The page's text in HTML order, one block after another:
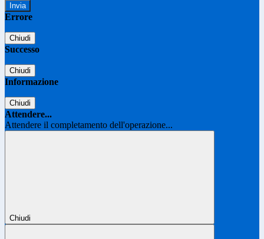
Errore
Chiudi
Successo
Chiudi
Informazione
Chiudi
Attendere...
Attendere il completamento dell'operazione...
Chiudi